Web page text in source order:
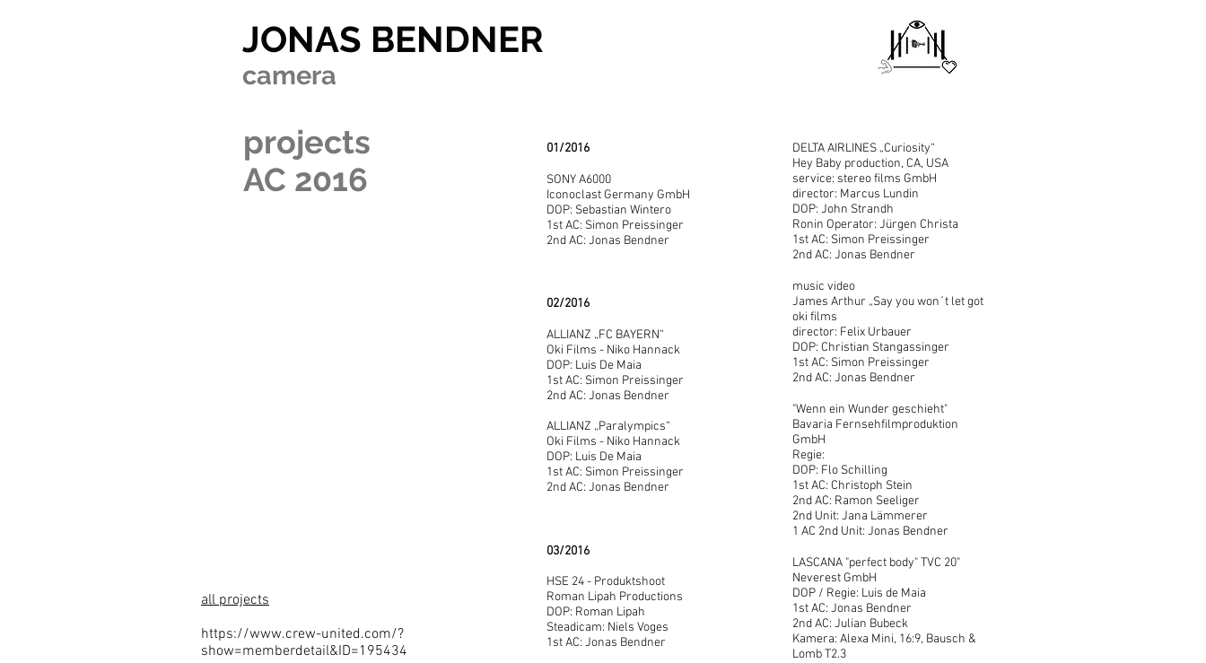
JONAS BENDNER
camera
01/2016
SONY A6000
Iconoclast Germany GmbH
DOP: Sebastian Wintero
1st AC: Simon Preissinger
2nd AC: Jonas Bendner
02/2016
ALLIANZ „FC BAYERN“
Oki Films - Niko Hannack
DOP: Luis De Maia
1st AC: Simon Preissinger
2nd AC: Jonas Bendner
ALLIANZ „Paralympics“
Oki Films - Niko Hannack
DOP: Luis De Maia
1st AC: Simon Preissinger
2nd AC: Jonas Bendner
03/2016
HSE 24 - Produktshoot
Roman Lipah Productions
DOP: Roman Lipah
Steadicam: Niels Voges
1st AC: Jonas Bendner
all projects
https://www.crew-united.com/?
show=memberdetail&ID=195434
projects
AC 2016
DELTA AIRLINES „Curiosity“
Hey Baby production, CA, USA
service: stereo films GmbH
director: Marcus Lundin
DOP: John Strandh
Ronin Operator: Jürgen Christa
1st AC: Simon Preissinger
2nd AC: Jonas Bendner
music video
James Arthur „Say you won´t let got
oki films
director: Felix Urbauer
DOP: Christian Stangassinger
1st AC: Simon Preissinger
2nd AC: Jonas Bendner
"Wenn ein Wunder geschieht"
Bavaria Fernsehfilmproduktion
GmbH
Regie:
DOP: Flo Schilling
1st AC: Christoph Stein
2nd AC: Ramon Seeliger
2nd Unit: Jana Lämmerer
1 AC 2nd Unit: Jonas Bendner
LASCANA "perfect body" TVC 20"
Neverest GmbH
DOP / Regie: Luis de Maia
1st AC: Jonas Bendner
2nd AC: Julian Bubeck
Kamera: Alexa Mini, 16:9, Bausch &
Lomb T2.3